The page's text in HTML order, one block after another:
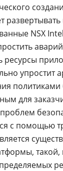
NSX
ресурсы
упростит
для
с помощью
такой,